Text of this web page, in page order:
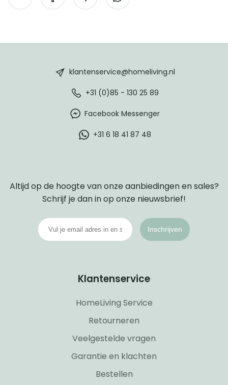
klantenservice@homeliving.nl
+31 (0)85 - 130 25 89
Facebook Messenger
+31 6 18 41 87 48
Altijd op de hoogte van onze aanbiedingen en sales?
Schrijf je dan in op onze nieuwsbrief!
Inschrijven
Klantenservice
HomeLiving Service
Retourneren
Veelgestelde vragen
Garantie en klachten
Bestellen